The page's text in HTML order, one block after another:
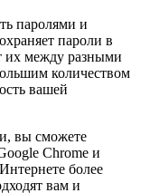
паролями и
пароли в
их между разными
количеством
вашей
вы сможете
Chrome и
более
вам и